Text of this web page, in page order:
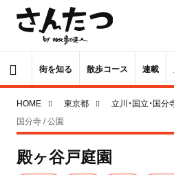
街を知る 散歩コース 連載
HOME 東京都 立川・国立・国分
国分寺 / 公園
殿ヶ谷戸庭園